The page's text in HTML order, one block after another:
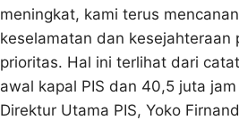
meningkat, kami terus
keselamatan dan kesejahteraan
prioritas. Hal ini terlihat dari
awal kapal PIS dan 40,5 juta
Direktur Utama PIS, Yoko